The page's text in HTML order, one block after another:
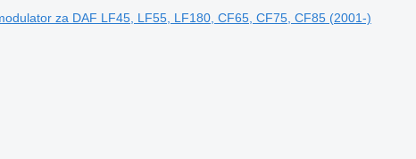
za DAF LF45, LF55, LF180, CF65, CF75, CF85 (2001-)